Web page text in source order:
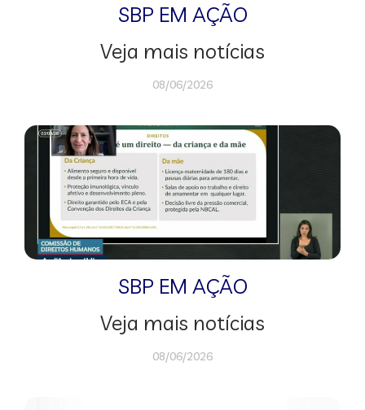
SBP EM AÇÃO
Veja mais notícias
08/06/2026
SBP EM AÇÃO
Veja mais notícias
08/06/2026